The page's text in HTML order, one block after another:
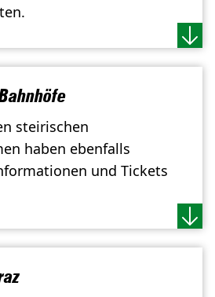
steirischen
haben ebenfalls
und Tickets